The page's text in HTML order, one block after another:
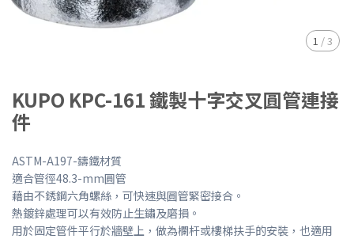
1 /3
KUPO KPC-161 鐵製十字交叉圓管連接
件
ASTM-A197-鑄鐵材質
適合管徑48.3-mm圓管
藉由不銹鋼六角螺絲，可快速與圓管緊密接合。
熱鍍鋅處理可以有效防止生鏽及磨損。
用於固定管件平行於牆壁上，做為欄杆或樓梯扶手的安裝，也適用